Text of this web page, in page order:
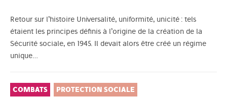
Retour sur l’histoire Universalité, uniformité, unicité : tels
étaient les principes définis à l’origine de la création de la
Sécurité sociale, en 1945. Il devait alors être créé un régime
unique…
COMBATS PROTECTION SOCIALE